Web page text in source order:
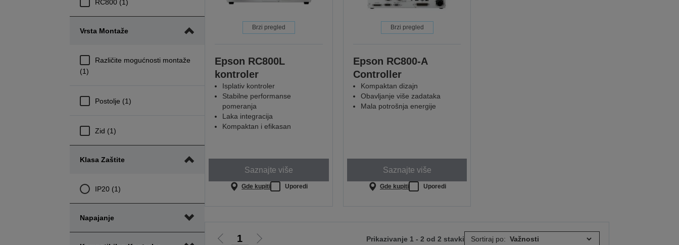
RC800 (1)
Vrsta Montaže
Različite mogućnosti montaže
(1)
Postolje (1)
Zid (1)
Klasa Zaštite
IP20 (1)
Napajanje
Brzi pregled
Epson RC800L
kontroler
Isplativ kontroler
Stabilne performanse
pomeranja
Laka integracija
Kompaktan i efikasan
Saznajte više
Gde kupiti Uporedi
Brzi pregled
Epson RC800-A
Controller
Kompaktan dizajn
Obavljanje više zadataka
Mala potrošnja energije
Saznajte više
Gde kupiti Uporedi
1 Prikazivanje 1 - 2 od 2 stavki Sortiraj po: